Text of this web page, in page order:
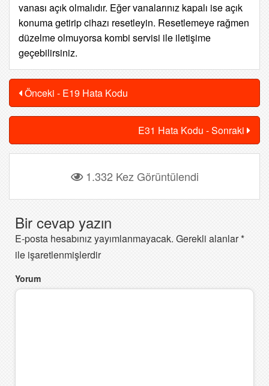
vanası açık olmalıdır. Eğer vanalarınız kapalı ise açık
konuma getirip cihazı resetleyin. Resetlemeye rağmen
düzelme olmuyorsa kombi servisi ile iletişime
geçebilirsiniz.
Önceki - E19 Hata Kodu
E31 Hata Kodu - Sonraki
1.332 Kez Görüntülendi
Bir cevap yazın
E-posta hesabınız yayımlanmayacak. Gerekli alanlar*
ile işaretlenmişlerdir
Yorum